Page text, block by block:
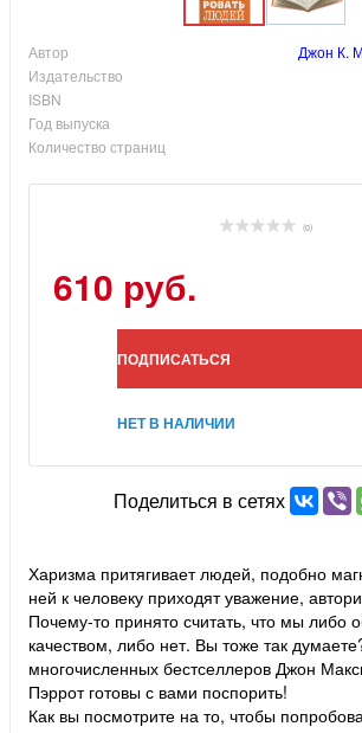
Автор
Джон К.
Издательство
ISBN
Год выпуска
Количество страниц
(0)
610 руб.
ПОДПИСАТЬСЯ
НЕТ В НАЛИЧИИ
Поделиться в сетях
Харизма притягивает людей, подобно
ней к человеку приходят уважение,
Почему-то принято считать, что мы либо
качеством, либо нет. Вы тоже так
многочисленных бестселлеров Джон
Пэррот готовы с вами поспорить!
Как вы посмотрите на то, чтобы